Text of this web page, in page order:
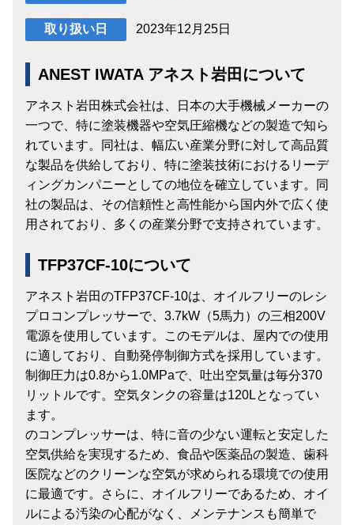
取り扱い日 2023年12月25日
ANEST IWATA アネスト岩田について
アネスト岩田株式会社は、日本の大手機械メーカーの
一つで、特に塗装機器や空気圧縮機などの製造で知ら
れています。同社は、幅広い産業分野に対して高品質
な製品を供給しており、特に塗装技術におけるリーデ
ィングカンパニーとしての地位を確立しています。同
社の製品は、その信頼性と高性能から国内外で広く使
用されており、多くの産業分野で支持されています。
TFP37CF-10について
アネスト岩田のTFP37CF-10は、オイルフリーのレシ
プロコンプレッサーで、3.7kW（5馬力）の三相200V
電源を使用しています。このモデルは、屋内での使用
に適しており、自動発停制御方式を採用しています。
制御圧力は0.8から1.0MPaで、吐出空気量は毎分370
リットルです。空気タンクの容量は120Lとなってい
ます。
のコンプレッサーは、特に音の少ない運転と安定した
空気供給を実現するため、食品や医薬品の製造、歯科
医院などのクリーンな空気が求められる環境での使用
に最適です。さらに、オイルフリーであるため、オイ
ルによる汚染の心配がなく、メンテナンスも簡単で